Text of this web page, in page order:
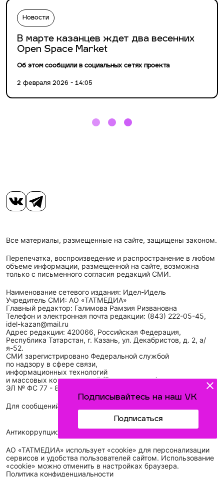
Новости
В марте казанцев ждет два весенних
Open Space Market
Об этом сообщили в социальных сетях проекта
2 февраля 2026 - 14:05
Подписывайтесь на наш VK
Подписаться
Все материалы, размещенные на сайте, защищены законом.
Перепечатка, воспроизведение и распространение в любом
объеме информации, размещенной на сайте, возможна
только с письменного согласия редакций СМИ.
Наименование сетевого издания: Идел-Идель
Учредитель СМИ: АО «ТАТМЕДИА»
Главный редактор: Галимова Рамзия Ризвановна
Телефон и электронная почта редакции: (843) 222-05-45,
idel-kazan@mail.ru
Адрес редакции: 420066, Российская Федерация,
Республика Татарстан, г. Казань, ул. Декабристов, д. 2, а/
я-52.
СМИ зарегистрировано Федеральной службой
по надзору в сфере связи,
информационных технологий
и массовых коммуникаций (Роскомнадзор)
ЭЛ № ФС 77 - 89431 от 14.05.2025
Для сообщений о фактах коррупции: idel-kazan@mail.ru
Антикоррупционная политика
АО «ТАТМЕДИА» использует «cookie» для персонализации
сервисов и удобства пользователей сайтом. Использование
«cookie» можно отменить в настройках браузера.
Политика конфиденциальности